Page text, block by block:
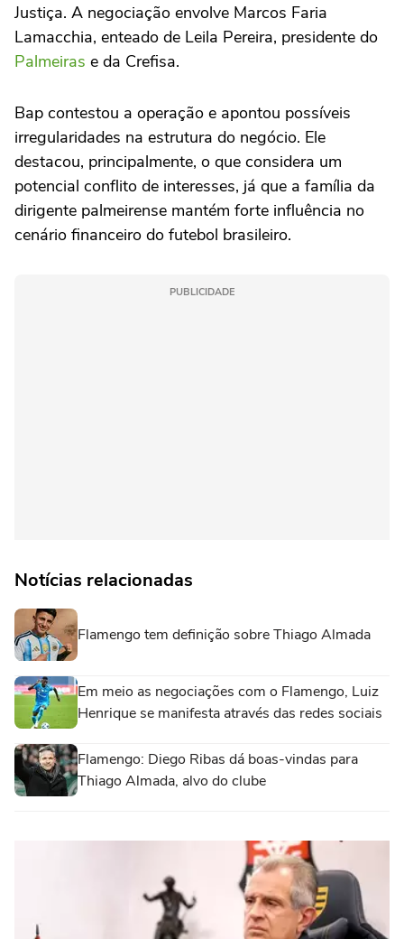
Justiça. A negociação envolve Marcos Faria
Lamacchia, enteado de Leila Pereira, presidente do
Palmeiras e da Crefisa.
Bap contestou a operação e apontou possíveis
irregularidades na estrutura do negócio. Ele
destacou, principalmente, o que considera um
potencial conflito de interesses, já que a família da
dirigente palmeirense mantém forte influência no
cenário financeiro do futebol brasileiro.
PUBLICIDADE
Notícias relacionadas
Flamengo tem definição sobre Thiago Almada
Em meio as negociações com o Flamengo, Luiz
Henrique se manifesta através das redes sociais
Flamengo: Diego Ribas dá boas-vindas para
Thiago Almada, alvo do clube